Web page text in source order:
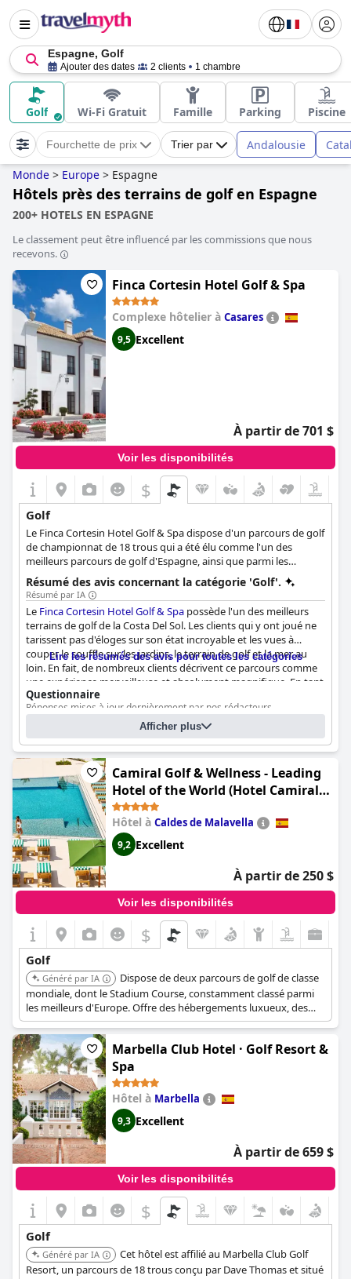
Espagne, Golf
Ajouter des dates 2 clients 1 chambre
Golf Wi-Fi Gratuit Famille Parking Piscine
Fourchette de prix Trier par Andalousie
Monde > Europe > Espagne
Hôtels près des terrains de golf en Espagne
200+ HOTELS EN ESPAGNE
Le classement peut être influencé par les commissions que nous
recevons.
Finca Cortesin Hotel Golf & Spa
Complexe hôtelier à Casares
9,5 Excellent
À partir de 701 $
Voir les disponibilités
$
Golf
Le Finca Cortesin Hotel Golf & Spa dispose d'un parcours de golf
de championnat de 18 trous qui a été élu comme l'un des
meilleurs parcours de golf d'Espagne, ainsi que parmi les
meilleurs d'Europe. La beauté de l'environnement naturel et le
temps agréable font de ce parcours une expérience de golf très
agréable pour tous les clients intéressés.
Résumé des avis concernant la catégorie 'Golf'.
Résumé par IA
Le Finca Cortesin Hotel Golf & Spa possède l'un des meilleurs
terrains de golf de la Costa Del Sol. Les clients qui y ont joué ne
tarissent pas d'éloges sur son état incroyable et les vues à
couper le souffle sur les jardins, le terrain de golf et la mer au
loin. En fait, de nombreux clients décrivent ce parcours comme
une expérience merveilleuse et absolument magnifique. En tant
qu'hôtel Spa BEST IN CLASS, les clients peuvent s'offrir une
luxueuse journée de spa après avoir joué. De plus, le parcours
de golf étant situé juste à côté, cet hôtel est un véritable paradis
pour les golfeurs.
Lire les résumés des avis pour toutes les catégories
Questionnaire
Réponses mises à jour dernièrement par nos rédacteurs
Qui a conçu le terrain ? Cabell B. Robinson
Qui a conçu le paysage ?
Afficher plus
Camiral Golf & Wellness - Leading
Hotel of the World (Hotel Camiral -
The Leading Hotels of the World)
Hôtel à Caldes de Malavella
9,2 Excellent
À partir de 250 $
Voir les disponibilités
$
Golf
Généré par IA
Dispose de deux parcours de golf de classe
mondiale, dont le Stadium Course, constamment classé parmi
les meilleurs d'Europe. Offre des hébergements luxueux, des
installations d'entraînement et est un lieu régulier pour les
tournois de l'European Tour. Propose une expérience de golf
complète avec des finitions de haute qualité et une intégration
avec la nature.
Marbella Club Hotel · Golf Resort &
Spa
Hôtel à Marbella
9,3 Excellent
À partir de 659 $
Voir les disponibilités
$
Golf
Généré par IA
Cet hôtel est affilié au Marbella Club Golf
Resort, un parcours de 18 trous conçu par Dave Thomas et situé